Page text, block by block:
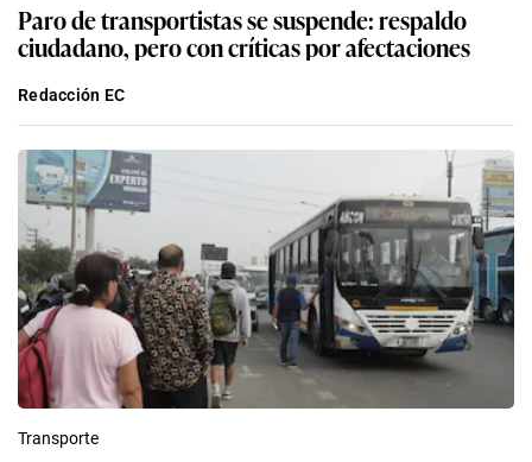
Paro de transportistas se suspende: respaldo
ciudadano, pero con críticas por afectaciones
Redacción EC
Transporte